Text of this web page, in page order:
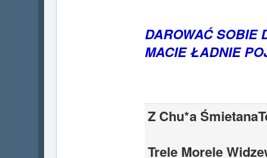
DAROWAĆ SOBIE
MACIE ŁADNIE
Z Chu*a
Trele Morele